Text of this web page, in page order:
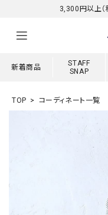
3,300円以上
新着商品
STAFF
SNAP
TOP コーディネート一覧